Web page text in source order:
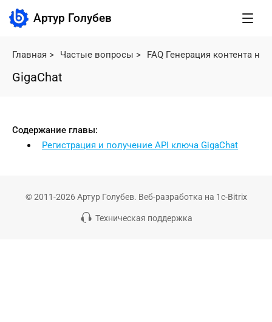
Артур Голубев
Главная > Частые вопросы > FAQ Генерация контента
GigaChat
Содержание главы:
Регистрация и получение API ключа GigaChat
© 2011-2026 Артур Голубев. Веб-разработка на 1c-Bitrix
Техническая поддержка